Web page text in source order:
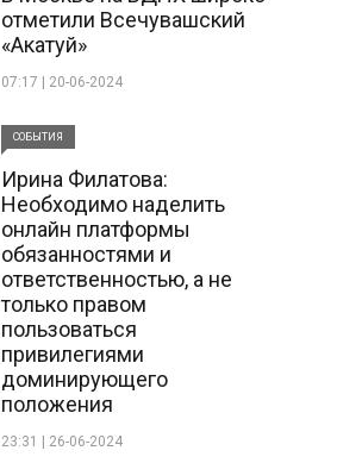
отметили Всечувашский
«Акатуй»
07:17 | 20-06-2024
СОБЫТИЯ
Ирина Филатова:
Необходимо наделить
онлайн платформы
обязанностями и
ответственностью, а не
только правом
пользоваться
привилегиями
доминирующего
положения
23:31 | 26-06-2024